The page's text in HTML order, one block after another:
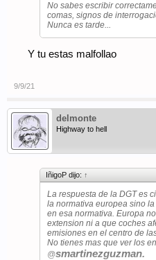
No sabes escribir
comas, signos de
Nunca es tarde...
Y tu estas malfollao
9/9/21
delmonte
Highway to hell
IñigoP dijo: ↑
La respuesta de la DGT es
la normativa europea sino
en esa normativa. Europa
extension ni a que coches
emisiones en el centro de
No tienes mas que ver los
@smartinezguzman.